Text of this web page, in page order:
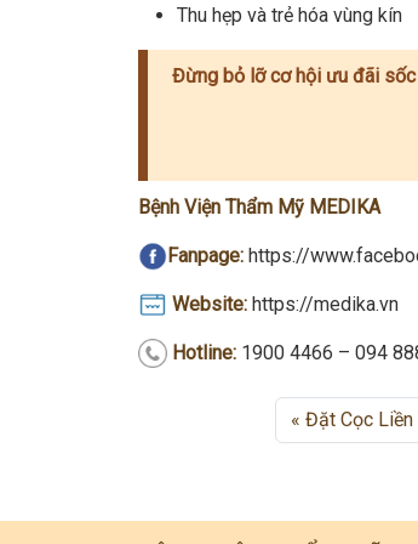
Thu hẹp và trẻ hóa vùng kín
Đừng bỏ lỡ cơ hội ưu đãi sốc
Bệnh Viện Thẩm Mỹ MEDIKA
Fanpage: https://
Website: https://medika.vn
Hotline: 1900 4466 – 094
Đặt Cọc Liền